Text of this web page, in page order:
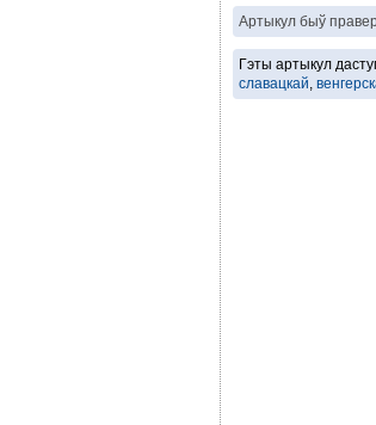
Артыкул быў
Гэты артыкул
славацкай,